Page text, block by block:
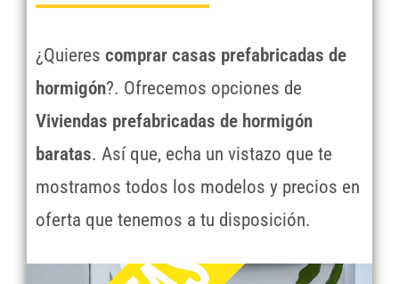
¿Quieres comprar casas prefabricadas de
hormigón?. Ofrecemos opciones de
Viviendas prefabricadas de hormigón
baratas. Así que, echa un vistazo que te
mostramos todos los modelos y precios en
oferta que tenemos a tu disposición.